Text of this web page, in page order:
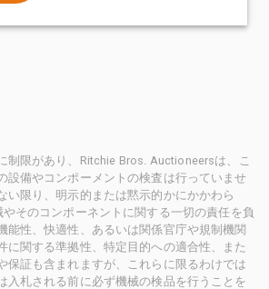
制限があり、Ritchie Bros. Auctioneersは、こ
設備やコンポーメントの検査は行っていませ
い限り、明示的または黙示的かにかかわら
そのコンポーネントに関する一切の責任を負
能性、快適性、あるいは関係官庁や規制機関
に関する準拠性、特定目的への適合性、また
保証も含まれますが、これらに限るわけでは
入札される前に必ず機械の検品を行うことを